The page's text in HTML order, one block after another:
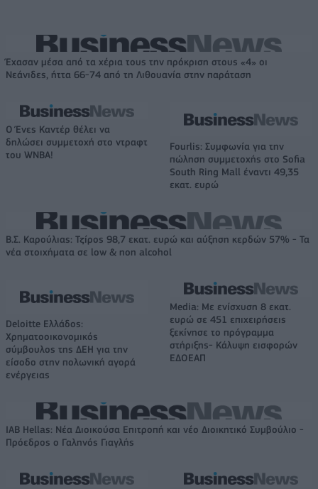
Έχασαν μέσα από τα χέρια τους την πρόκριση στους «4» οι
Νεάνιδες, ήττα 66-74 από τη Λιθουανία στην παράταση
Ο Ένες Καντέρ θέλει να
δηλώσει συμμετοχή στο ντραφτ
του WNBA!
Fourlis: Συμφωνία για την
πώληση συμμετοχής στο Sofia
South Ring Mall έναντι 49,35
εκατ. ευρώ
Β.Σ. Καρούλιας: Τζίρος 98,7 εκατ. ευρώ και αύξηση κερδών 57% - Τα
νέα στοιχήματα σε low & non alcohol
Deloitte Ελλάδος:
Χρηματοοικονομικός
σύμβουλος της ΔΕΗ για την
είσοδο στην πολωνική αγορά
ενέργειας
Media: Με ενίσχυση 8 εκατ.
ευρώ σε 451 επιχειρήσεις
ξεκίνησε το πρόγραμμα
στήριξης- Κάλυψη εισφορών
ΕΔΟΕΑΠ
IAB Hellas: Νέα Διοικούσα Επιτροπή και νέο Διοικητικό Συμβούλιο -
Πρόεδρος ο Γαληνός Γιαγλής